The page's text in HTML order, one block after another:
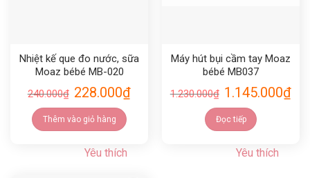
Nhiệt kế que đo nước, sữa
Moaz bébé MB-020
240.000₫ 228.000₫
Thêm vào giỏ hàng
Yêu thích
Máy hút bụi cầm tay Moaz
bébé MB037
1.230.000₫ 1.145.000₫
Đọc tiếp
Yêu thích